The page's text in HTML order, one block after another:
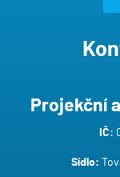
Projekční
IČ:
Sídlo: